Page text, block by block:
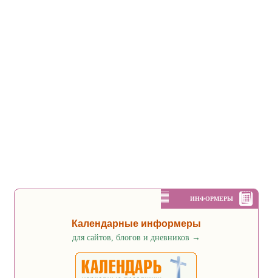
ИНФОРМЕРЫ
Календарные информеры
для сайтов, блогов и дневников →